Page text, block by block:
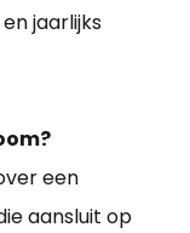
jaarlijks
een
aansluit op